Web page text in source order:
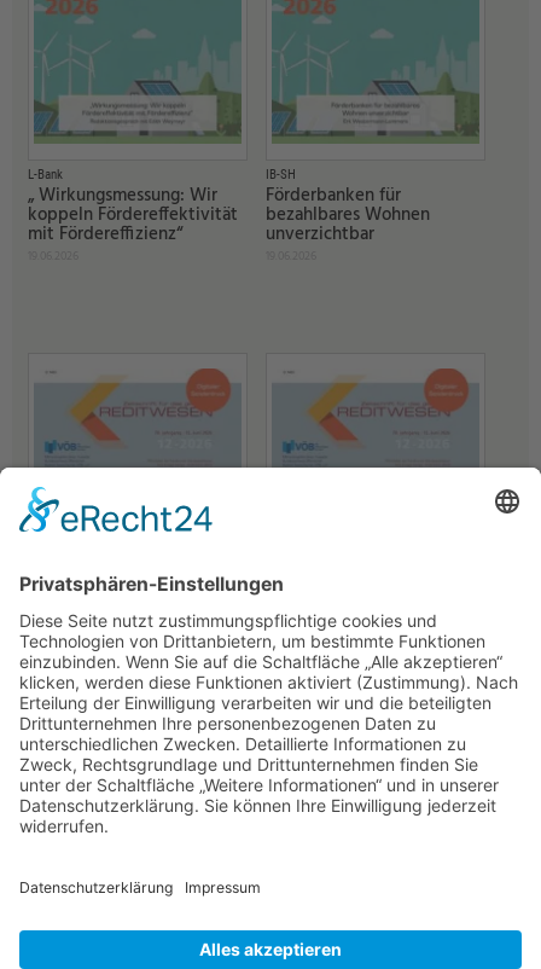
L-Bank
„ Wirkungsmessung: Wir
koppeln Fördereffektivität
mit Fördereffizienz“
IB-SH
Förderbanken für
bezahlbares Wohnen
unverzichtbar
Rentenbank
Deutschland und der weiße
Wal
19.06.2026
LfA Bayern
„ Wir müssen mutig an die
vor uns liegenden großen
Aufgaben herantreten“
19.06.2026
NACH OBEN
Alle Rechte vorbehalten: Verlagsgruppe Knapp - Richardi -